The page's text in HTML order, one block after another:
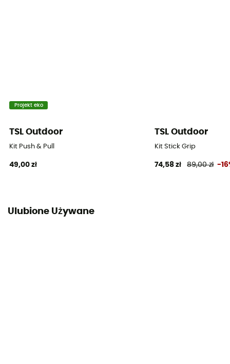
Projekt eko
TSL Outdoor
Kit Push & Pull
49,00 zł
TSL Outdoor
Kit Stick Grip
74,58 zł 89,00 zł -
Ulubione Używane